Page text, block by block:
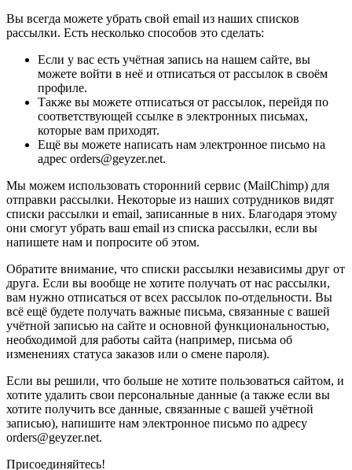
Вы всегда можете убрать свой email из наших списков
рассылки. Есть несколько способов это сделать:
Если у вас есть учётная запись на нашем сайте, вы
можете войти в неё и отписаться от рассылок в своём
профиле.
Также вы можете отписаться от рассылок, перейдя по
соответствующей ссылке в электронных письмах,
которые вам приходят.
Ещё вы можете написать нам электронное письмо на
адрес orders@geyzer.net.
Мы можем использовать сторонний сервис (MailChimp) для
отправки рассылки. Некоторые из наших сотрудников видят
списки рассылки и email, записанные в них. Благодаря этому
они смогут убрать ваш email из списка рассылки, если вы
напишете нам и попросите об этом.
Обратите внимание, что списки рассылки независимы друг от
друга. Если вы вообще не хотите получать от нас рассылки,
вам нужно отписаться от всех рассылок по-отдельности. Вы
всё ещё будете получать важные письма, связанные с вашей
учётной записью на сайте и основной функциональностью,
необходимой для работы сайта (например, письма об
изменениях статуса заказов или о смене пароля).
Если вы решили, что больше не хотите пользоваться сайтом, и
хотите удалить свои персональные данные (а также если вы
хотите получить все данные, связанные с вашей учётной
записью), напишите нам электронное письмо по адресу
orders@geyzer.net.
Присоединяйтесь!